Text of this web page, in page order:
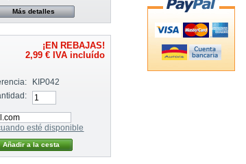
Más detalles
¡EN REBAJAS!
2,99 €IVA incluído
KIP042
esté disponible